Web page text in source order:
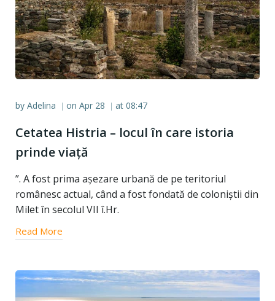
by Adelina | on Apr 28 | at 08:47
Cetatea Histria – locul în care istoria
prinde viață
”. A fost prima așezare urbană de pe teritoriul
românesc actual, când a fost fondată de coloniștii din
Milet în secolul VII î.Hr.
Read More